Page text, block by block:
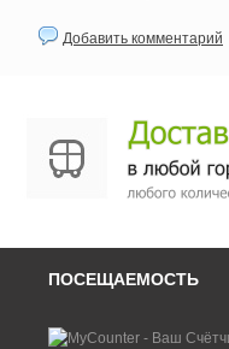
Добавить комментарий
ПОСЕЩАЕМОСТЬ